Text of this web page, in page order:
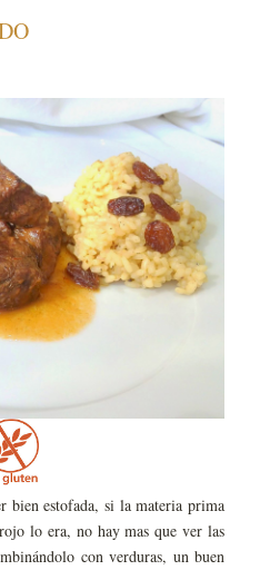
bien estofada, si la materia prima
lo era, no hay mas que ver las
con verduras, un buen